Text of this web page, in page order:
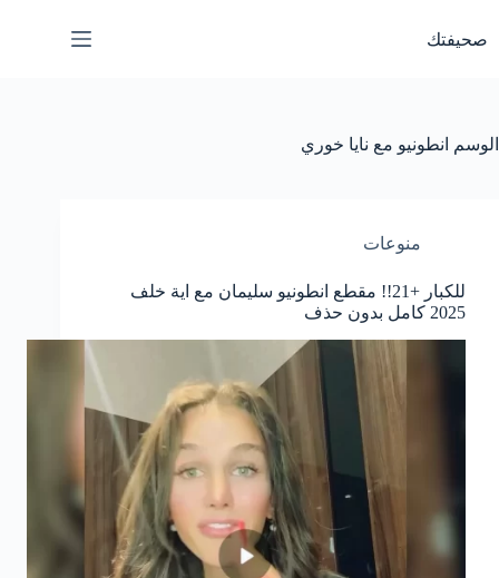
المحتوى
صحيفتك
الوسم انطونيو مع نايا خوري
منوعات
للكبار +21!! مقطع انطونيو سليمان مع اية خلف
2025 كامل بدون حذف